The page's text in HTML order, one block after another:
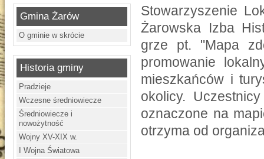
Gmina Żarów
O gminie w skrócie
Historia gminy
Pradzieje
Wczesne średniowiecze
Średniowiecze i
nowożytność
Wojny XV-XIX w.
I Wojna Światowa
Stowarzyszenie
Żarowska Izba
grze pt. "Mapa
promowanie
mieszkańców i
okolicy.
oznaczone na
otrzyma od